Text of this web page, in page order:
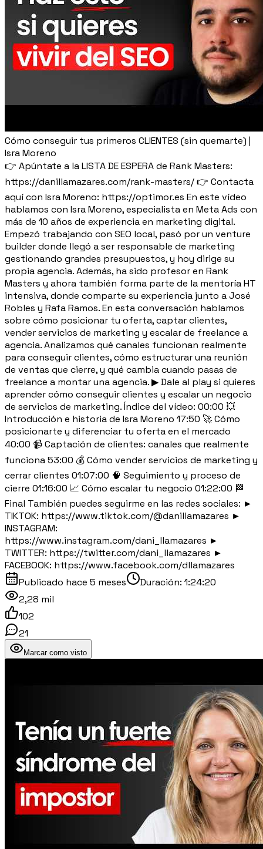
Cómo conseguir tus primeros CLIENTES (sin quemarte) |
Isra Moreno
👉 Apúntate a la LISTA DE ESPERA de Rank Masters:
https://danillamazares.com/rank-masters/ 👉 Contacta
aquí con Isra Moreno: https://optimor.es En este vídeo
hablamos con Isra Moreno, especialista en Meta Ads con
más de 10 años de experiencia en marketing digital.
Empezó trabajando con SEO local, pasó por un venture
builder donde llegó a ser responsable de marketing
gestionando grandes presupuestos, y hoy dirige su
propia agencia. Además, ha sido profesor en Rank
Masters y ahora también forma parte de la mentoría HT
intensiva, donde comparte su experiencia junto a José
Robles y Rafa Ramos. En esta conversación hablamos
sobre cómo posicionar tu oferta, captar clientes,
vender servicios de marketing y escalar de freelance a
agencia. Analizamos qué canales funcionan realmente
para conseguir clientes, cómo estructurar una reunión
de ventas que cierre, y qué cambia cuando pasas de
freelance a montar una agencia. ▶ Dale al play si quieres
aprender cómo conseguir clientes y escalar un negocio
de servicios de marketing. Índice del vídeo: 00:00 💥
Introducción e historia de Isra Moreno 17:50 🚀 Cómo
posicionarte y diferenciar tu oferta en el mercado
40:00 📹 Captación de clientes: canales que realmente
funciona 53:00 💰 Cómo vender servicios de marketing y
cerrar clientes 01:07:00 🧠 Seguimiento y proceso de
cierre 01:16:00 📈 Cómo escalar tu negocio 01:22:00 🏁
Final También puedes seguirme en las redes sociales: ►
TIKTOK: https://www.tiktok.com/@danillamazares ►
INSTAGRAM:
https://www.instagram.com/dani_llamazares ►
TWITTER: https://twitter.com/dani_llamazares ►
FACEBOOK: https://www.facebook.com/dllamazares
Publicado hace 5 meses Duración: 1:24:20
2,28 mil
102
21
Marcar como visto